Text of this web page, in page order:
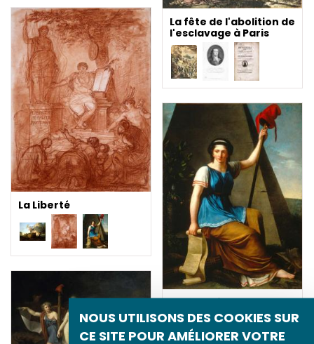
NOUS UTILISONS DES COOKIES SUR
CE SITE POUR AMÉLIORER VOTRE
La fête de l'abolition de
l'esclavage à Paris
La Liberté
La Liberté